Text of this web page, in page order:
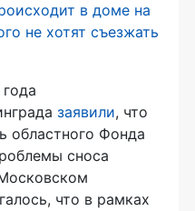
в доме на
не хотят съезжать
заявили, что
областного Фонда
сноса
что в рамках